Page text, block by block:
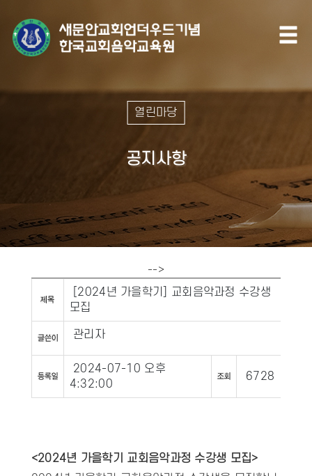
열린마당
공지사항
-->
[2024년 가을학기] 교회음악과정 수강생
모집
관리자
2024-07-10 오후
4:32:00
6728
<2024년 가을학기 교회음악과정 수강생 모집>